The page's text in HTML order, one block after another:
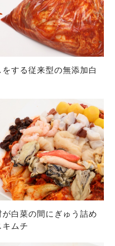
する従来型の無添加白
白菜の間にぎゅう詰め
ムチ